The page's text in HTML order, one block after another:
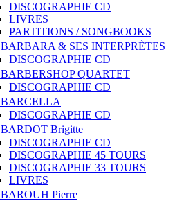
DISCOGRAPHIE CD
LIVRES
PARTITIONS / SONGBOOKS
BARBARA & SES INTERPRÈTES
DISCOGRAPHIE CD
BARBERSHOP QUARTET
DISCOGRAPHIE CD
BARCELLA
DISCOGRAPHIE CD
BARDOT Brigitte
DISCOGRAPHIE CD
DISCOGRAPHIE 45 TOURS
DISCOGRAPHIE 33 TOURS
LIVRES
BAROUH Pierre